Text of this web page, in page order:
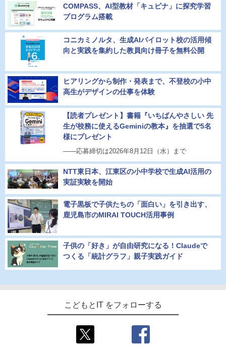
COMPASS、AI型教材「キュビナ」に探究学習
プログラム搭載
コニカミノルタ、生成AIパイロット校の活用傾
向と実践を集約した教員向け冊子を無料公開
ヒアリングから制作・発表まで、不登校の小中
高生がデザインの仕事を体験
【読者プレゼント】書籍『いちばんやさしい 先
生が校務に使えるGeminiの教本』を抽選で5名
様にプレゼント
――応募締切は2026年8月12日（水）まで
NTT東日本、江東区の小中学校で生成AI活用の
実証実験を開始
電子黒板で子供たちの「面白い」を引き出す、
鹿児島市のMIRAI TOUCH活用事例
子供の「好き」が自由研究になる！Claudeで
つくる「統計グラフ」親子実践ガイド
こどもとIT をフォローする